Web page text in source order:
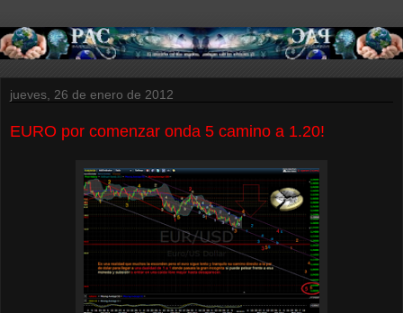
jueves, 26 de enero de 2012
EURO por comenzar onda 5 camino a 1.20!